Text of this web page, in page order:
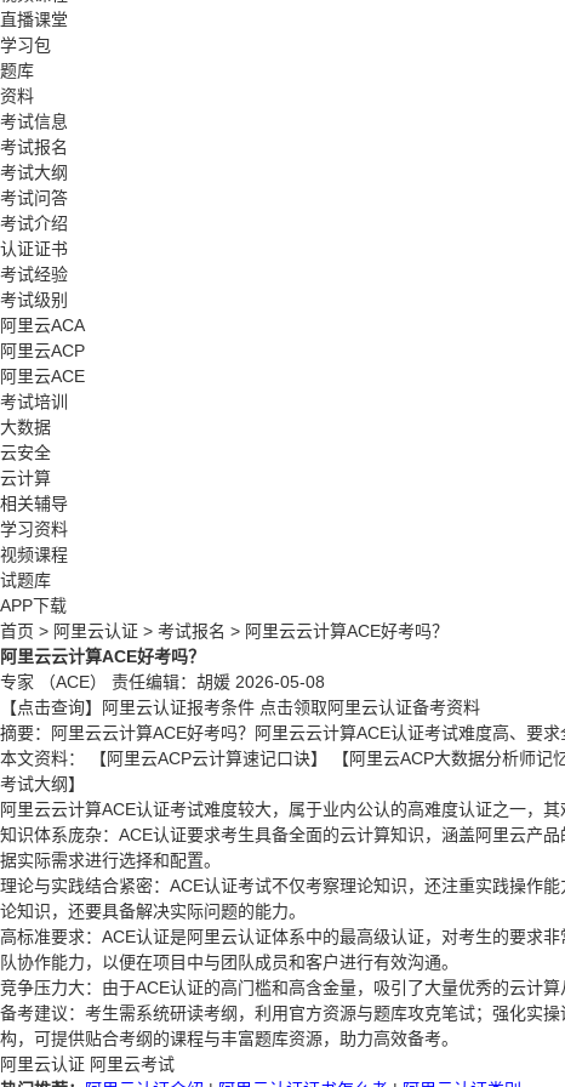
直播课堂
学习包
题库
资料
考试信息
考试报名
考试大纲
考试问答
考试介绍
认证证书
考试经验
考试级别
阿里云ACA
阿里云ACP
阿里云ACE
考试培训
大数据
云安全
云计算
相关辅导
学习资料
视频课程
试题库
APP下载
首页 > 阿里云认证 > 考试报名 > 阿里云云计算ACE好考吗？
阿里云云计算ACE好考吗？
专家 （ACE）
责任编辑：胡媛 2026-05-08
【点击查询】阿里云认证报考条件 点击领取阿里云认证备考资料
摘要：阿里云云计算ACE好考吗？阿里云云计算ACE认证考试难度高、要
本文资料：
【阿里云ACP云计算速记口诀】 【阿里云ACP大数据分析师记
考试大纲】
阿里云云计算ACE认证考试难度较大，属于业内公认的高难度认证之一，其
知识体系庞杂：ACE认证要求考生具备全面的云计算知识，涵盖阿里云产
据实际需求进行选择和配置。
理论与实践结合紧密：ACE认证考试不仅考察理论知识，还注重实践操作
论知识，还要具备解决实际问题的能力。
高标准要求：ACE认证是阿里云认证体系中的最高级认证，对考生的要求
队协作能力，以便在项目中与团队成员和客户进行有效沟通。
竞争压力大：由于ACE认证的高门槛和高含金量，吸引了大量优秀的云计算
备考建议：考生需系统研读考纲，利用官方资源与题库攻克笔试；强化实
构，可提供贴合考纲的课程与丰富题库资源，助力高效备考。
阿里云认证 阿里云考试